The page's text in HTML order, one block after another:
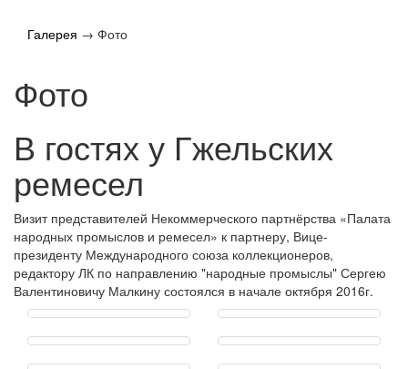
Галерея → Фото
Фото
В гостях у Гжельских
ремесел
Визит представителей Некоммерческого партнёрства «Палата
народных промыслов и ремесел» к партнеру, Вице-
президенту Международного союза коллекционеров,
редактору ЛК по направлению "народные промыслы" Сергею
Валентиновичу Малкину состоялся в начале октября 2016г.